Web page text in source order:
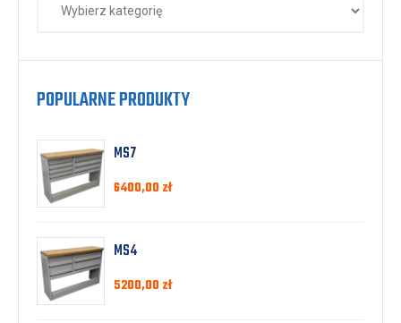
POPULARNE PRODUKTY
MS7
6400,00 zł
MS4
5200,00 zł